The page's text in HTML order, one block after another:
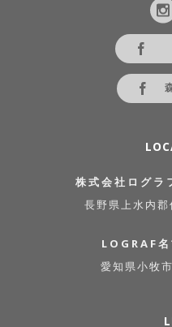
株式会社ログラ
長野県上水内
LOGRAF
愛知県小牧